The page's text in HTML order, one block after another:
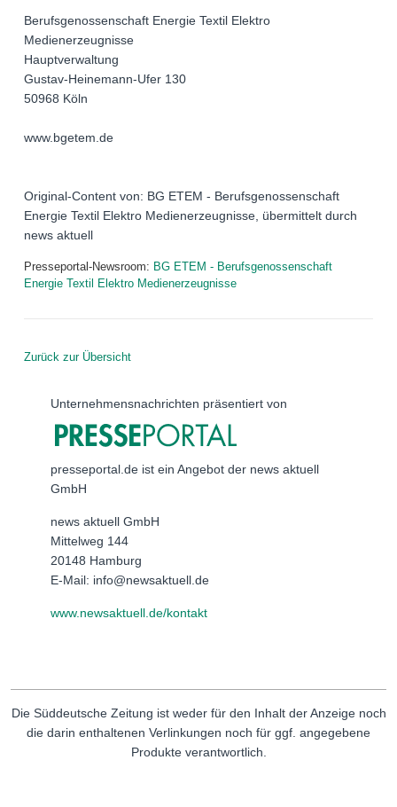
Berufsgenossenschaft Energie Textil Elektro
Medienerzeugnisse
Hauptverwaltung
Gustav-Heinemann-Ufer 130
50968 Köln
www.bgetem.de
Original-Content von: BG ETEM - Berufsgenossenschaft
Energie Textil Elektro Medienerzeugnisse, übermittelt durch
news aktuell
Presseportal-Newsroom: BG ETEM - Berufsgenossenschaft
Energie Textil Elektro Medienerzeugnisse
Zurück zur Übersicht
Unternehmensnachrichten präsentiert von
presseportal.de ist ein Angebot der news aktuell
GmbH
news aktuell GmbH
Mittelweg 144
20148 Hamburg
E-Mail: info@newsaktuell.de
www.newsaktuell.de/kontakt
Die Süddeutsche Zeitung ist weder für den Inhalt der Anzeige noch
die darin enthaltenen Verlinkungen noch für ggf. angegebene
Produkte verantwortlich.